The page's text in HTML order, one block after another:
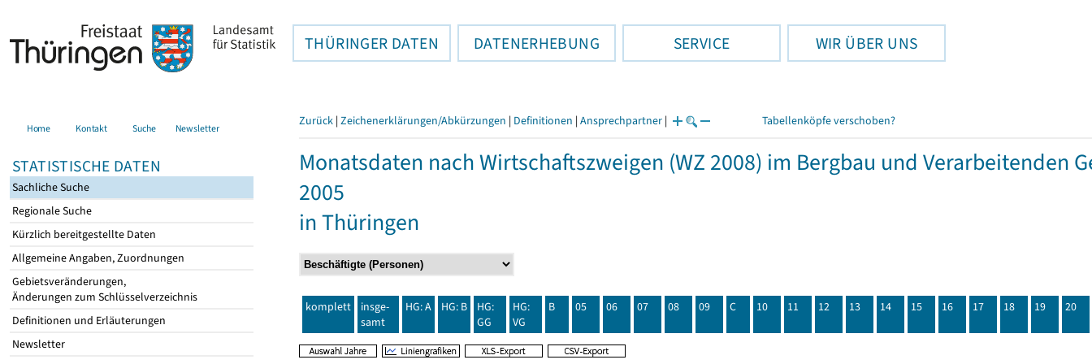
THÜRINGER DATEN DATENERHEBUNG SERVICE WIR ÜBER UNS
Home Kontakt Suche Newsletter
STATISTISCHE DATEN
Sachliche Suche
Regionale Suche
Kürzlich bereitgestellte Daten
Allgemeine Angaben, Zuordnungen
Gebietsveränderungen,
Änderungen zum Schlüsselverzeichnis
Definitionen und Erläuterungen
Newsletter
Zurück | Zeichenerklärungen/Abkürzungen | Definitionen | Ansprechpartner | Tabellenköpfe verschoben?
Monatsdaten nach Wirtschaftszweigen (WZ 2008) im Bergbau und Verarbeitenden
2005
in Thüringen
komplett
insge-
samt
HG: A HG: B
HG:
GG
HG:
VG
B 05 06 07 08 09 C 10 11 12 13 14 15 16 17 18 19 20